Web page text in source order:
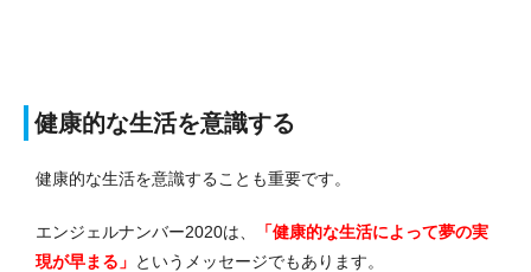
健康的な生活を意識する
健康的な生活を意識することも重要です。
エンジェルナンバー2020は、
「健康的な生活によって夢の実
現が早まる」 というメッセージでもあります。